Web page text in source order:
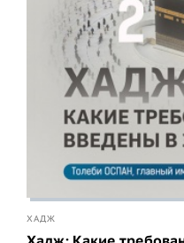
ХАДЖ